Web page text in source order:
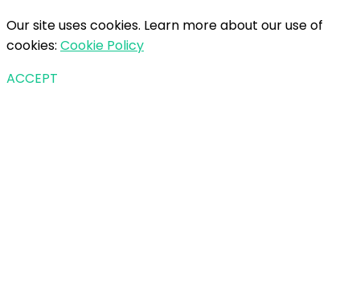
Our site uses cookies. Learn more about our use of
cookies: Cookie Policy
ACCEPT